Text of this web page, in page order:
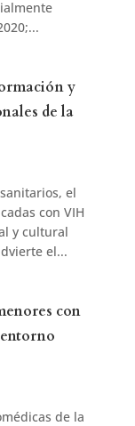
y
de la
el
con VIH
y cultural
el...
con
de la